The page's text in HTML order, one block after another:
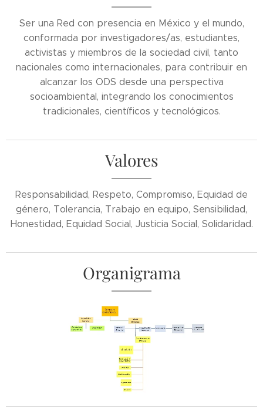
Ser una Red con presencia en México y el mundo,
conformada por investigadores/as, estudiantes,
activistas y miembros de la sociedad civil, tanto
nacionales como internacionales, para contribuir en
alcanzar los ODS desde una perspectiva
socioambiental, integrando los conocimientos
tradicionales, científicos y tecnológicos.
Valores
Responsabilidad, Respeto, Compromiso, Equidad de
género, Tolerancia, Trabajo en equipo, Sensibilidad,
Honestidad, Equidad Social, Justicia Social, Solidaridad.
Organigrama